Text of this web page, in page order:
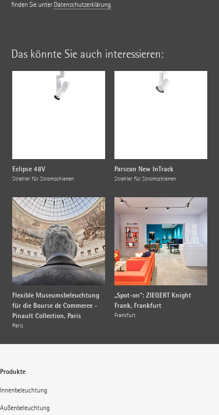
finden Sie unter Datenschutzerklärung.
Das könnte Sie auch interessieren:
Eclipse 48V
Strahler für Stromschienen
Parscan New InTrack
Strahler für Stromschienen
Flexible Museumsbeleuchtung
für die Bourse de Commerce -
Pinault Collection, Paris
Paris
„Spot-on“: ZIEGERT Knight
Frank, Frankfurt
Frankfurt
Produkte
Innenbeleuchtung
Außenbeleuchtung